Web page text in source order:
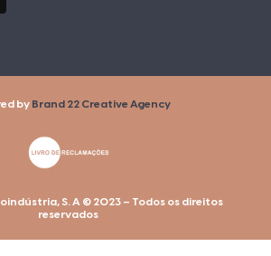
by Brand 22 Creative Agency
S. A © 2023 – Todos os direitos
reservados